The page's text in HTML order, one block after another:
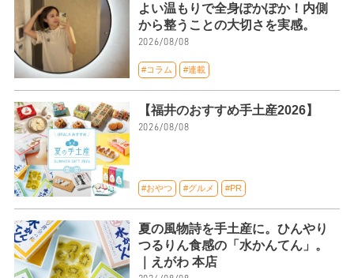
よい温もりで全身ぽかぽか！内側
から整うことの大切さを実感。
2026/08/08
#コラム #連載
【福井のおすすめ手土産2026】
2026/08/08
#おやつ #グルメ #PR
夏の風物詩を手土産に。ひんやり
つるりん食感の「水かんてん」。
｜えがわ 本店